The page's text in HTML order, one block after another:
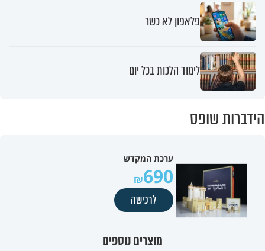
פלאפון לא כשר
לימוד הלכות בכל יום
הידברות שופס
ערכת המקדש
690
לרכישה
מוצרים נוספים